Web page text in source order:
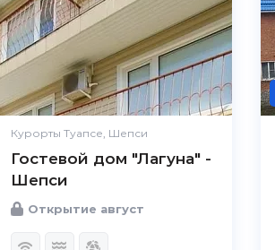
Курорты Туапсе, Шепси
Гостевой дом "Лагуна" -
Шепси
Открытие август